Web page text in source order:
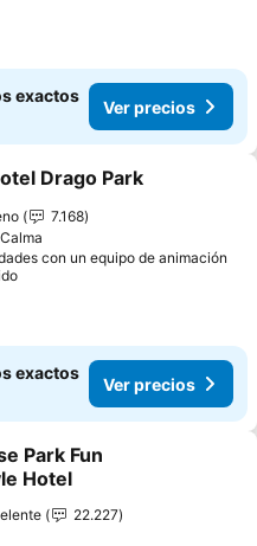
exactos
Ver precios
a favoritos
Drago Park
7.168
con un equipo de animación
exactos
Ver precios
a favoritos
Park Fun
Hotel
22.227